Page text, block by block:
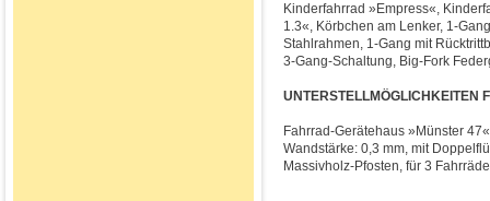
Kinderfahrrad »Empress«,
1.3«, Körbchen am Lenker, 1-
Stahlrahmen, 1-Gang mit
3-Gang-Schaltung, Big-Fork
UNTERSTELLMÖGLICHKEITEN
Fahrrad-Gerätehaus »Münster
Wandstärke: 0,3 mm, mit
Massivholz-Pfosten, für 3